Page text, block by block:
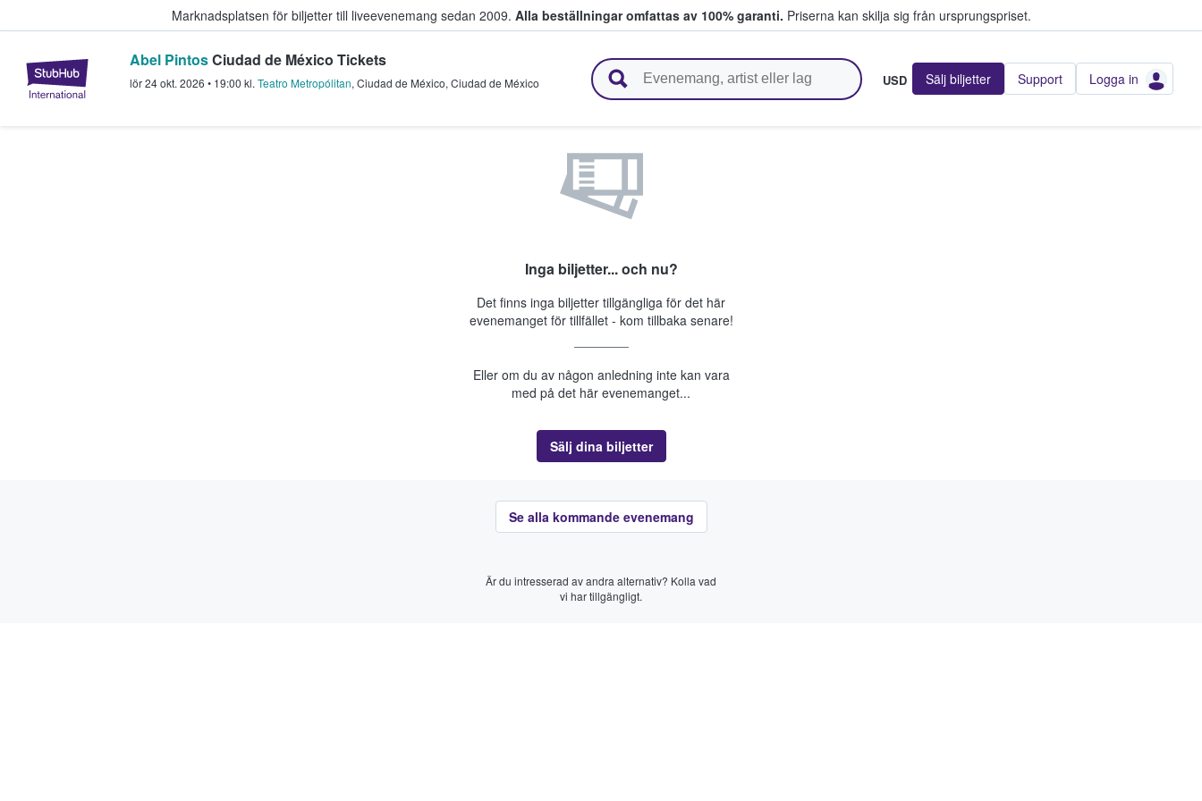
Marknadsplatsen för biljetter till liveevenemang sedan 2009. Alla beställningar omfattas av 100% garanti. Priserna kan skilja sig från ursprungspriset.
StubHub – där fans köper och säljer biljetter.
Abel PintosCiudad de México Tickets
lör 24 okt. 2026 • 19:00 kl. Teatro Metropólitan, Ciudad de México, Ciudad de México USD Sälj biljetter Support Logga in
Inga biljetter... och nu?
Det finns inga biljetter tillgängliga för det här
evenemanget för tillfället - kom tillbaka senare!
Eller om du av någon anledning inte kan vara
med på det här evenemanget...
Sälj dina biljetter
Se alla kommande evenemang
Är du intresserad av andra alternativ? Kolla vad
vi har tillgängligt.